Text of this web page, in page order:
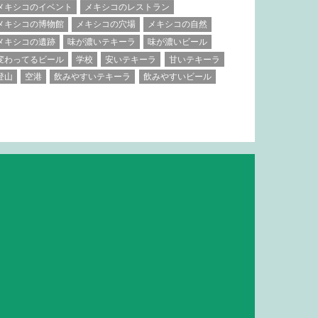
キシコのイベント
メキシコのレストラン
キシコの博物館
メキシコの穴場
メキシコの自然
キシコの遺跡
味が濃いテキーラ
味が濃いビール
わってるビール
学校 安いテキーラ
甘いテキーラ
山
空港 飲みやすいテキーラ 飲みやすいビール